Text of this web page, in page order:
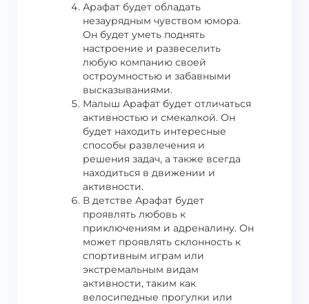
Арафат будет обладать
незаурядным чувством юмора.
Он будет уметь поднять
настроение и развеселить
любую компанию своей
остроумностью и забавными
высказываниями.
Малыш Арафат будет отличаться
активностью и смекалкой. Он
будет находить интересные
способы развлечения и
решения задач, а также всегда
находиться в движении и
активности.
В детстве Арафат будет
проявлять любовь к
приключениям и адреналину. Он
может проявлять склонность к
спортивным играм или
экстремальным видам
активности, таким как
велосипедные прогулки или